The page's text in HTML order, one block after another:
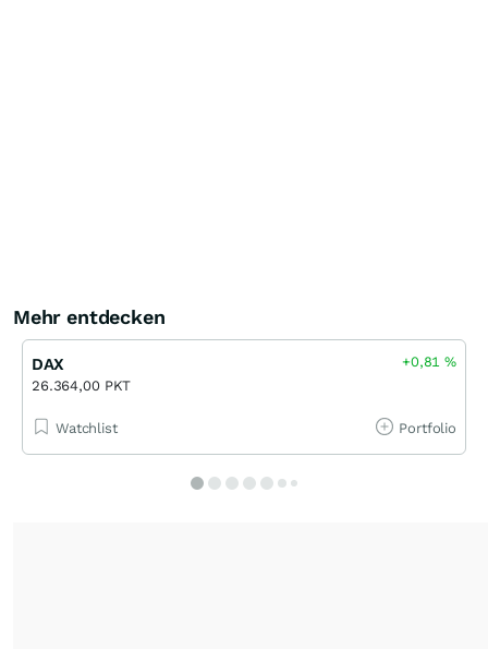
Mehr entdecken
DAX
26.364,00 PKT
+0,81%
Watchlist Portfolio